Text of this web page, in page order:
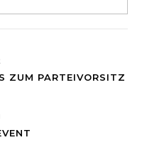
ZUM PARTEIVORSITZ